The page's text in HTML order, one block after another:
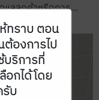
แลลูกค้าหรือการ...
ทราบ ตอน
ต้องการไป
บริการที่
อกได้โดย
รับ